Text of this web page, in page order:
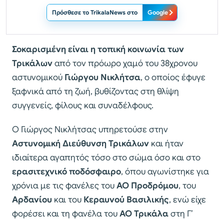
Πρόσθεσε το TrikalaNews στο Google
Σοκαρισμένη είναι η τοπική κοινωνία των
Τρικάλωναπό τον πρόωρο χαμό του 38χρονου
αστυνομικού Γιώργου Νικλήτσα, ο οποίος έφυγε
ξαφνικά από τη ζωή, βυθίζοντας στη θλίψη
συγγενείς, φίλους και συναδέλφους.
Ο Γιώργος Νικλήτσας υπηρετούσε στην
Αστυνομική Διεύθυνση Τρικάλων και ήταν
ιδιαίτερα αγαπητός τόσο στο σώμα όσο και στο
ερασιτεχνικό ποδόσφαιρο, όπου αγωνίστηκε για
χρόνια με τις φανέλες τουΑΟ Προδρόμου, του
Αρδανίου και του Κεραυνού Βασιλικής, ενώ είχε
φορέσει και τη φανέλα τουΑΟ Τρικάλαστη Γ’